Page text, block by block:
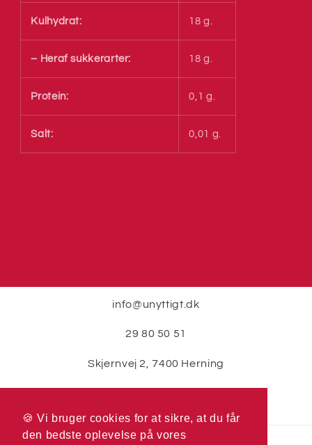
🍪 Vi bruger cookies for at sikre, at du får
den bedste oplevelse på vores
🍪 Vi bruger cookies for at sikre, at du får
den bedste oplevelse på vores
Kulhydrat: 18 g.
– Heraf sukkerarter: 18 g.
Protein: 0,1 g.
Salt: 0,01 g.
info@unyttigt.dk
29 80 50 51
Skjernvej 2, 7400 Herning